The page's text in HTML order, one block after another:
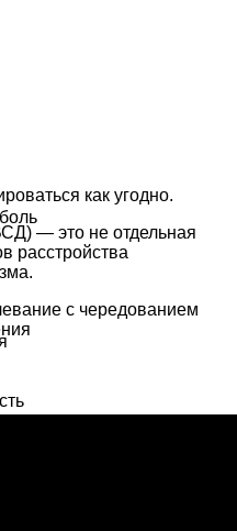
как угодно.
— это не отдельная
расстройства
с чередованием